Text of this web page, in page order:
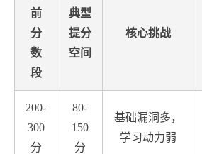
前
分
数
段
典型
提分
空间
核心挑战
200-
300
分
80-
150
分
基础漏洞多，
学习动力弱